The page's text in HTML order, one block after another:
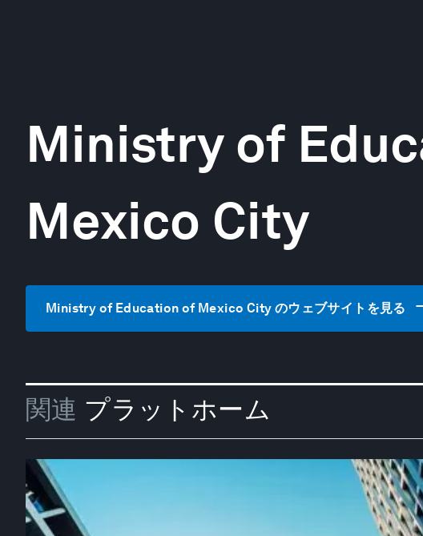
Ministry of
Mexico City
Ministry of Education of Mexico City のウェブサイトを見る
関連 プラットホーム